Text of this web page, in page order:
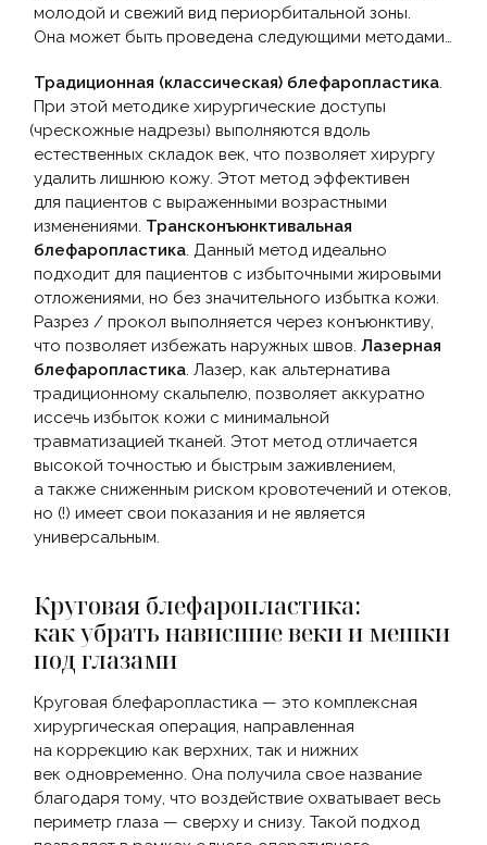
молодой и свежий вид периорбитальной зоны.
Она может быть проведена следующими методами…
Традиционная (классическая) блефаропластика.
При этой методике хирургические доступы
(чрескожныенадрезы) выполняются вдоль
естественных складок век, что позволяет хирургу
удалить лишнюю кожу. Этот метод эффективен
для пациентов с выраженными возрастными
изменениями. Трансконъюнктивальная
блефаропластика. Данный метод идеально
подходит для пациентов с избыточными жировыми
отложениями, но без значительного избытка кожи.
Разрез / прокол выполняется через конъюнктиву,
что позволяет избежать наружных швов.Лазерная
блефаропластика. Лазер, как альтернатива
традиционному скальпелю, позволяет аккуратно
иссечь избыток кожи с минимальной
травматизацией тканей. Этот метод отличается
высокой точностью и быстрым заживлением,
а также сниженным риском кровотечений и отеков,
но (!) имеет свои показания и не является
универсальным.
Круговая блефаропластика:
как убрать нависшие веки и мешки
под глазами
Круговая блефаропластика — это комплексная
хирургическая операция, направленная
на коррекцию как верхних, так и нижних
век одновременно. Она получила свое название
благодаря тому, что воздействие охватывает весь
периметр глаза — сверху и снизу. Такой подход